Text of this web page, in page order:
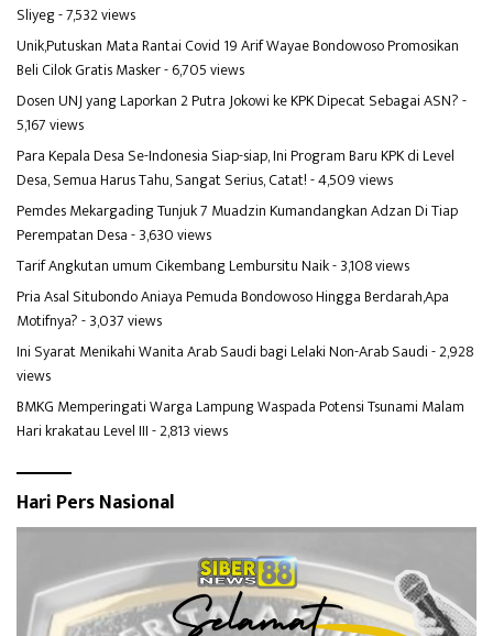
Sliyeg- 7,532 views
Unik,Putuskan Mata Rantai Covid 19 Arif Wayae Bondowoso Promosikan
Beli Cilok Gratis Masker- 6,705 views
Dosen UNJ yang Laporkan 2 Putra Jokowi ke KPK Dipecat Sebagai ASN?-
5,167 views
Para Kepala Desa Se-Indonesia Siap-siap, Ini Program Baru KPK di Level
Desa, Semua Harus Tahu, Sangat Serius, Catat!- 4,509 views
Pemdes Mekargading Tunjuk 7 Muadzin Kumandangkan Adzan Di Tiap
Perempatan Desa- 3,630 views
Tarif Angkutan umum Cikembang Lembursitu Naik- 3,108 views
Pria Asal Situbondo Aniaya Pemuda Bondowoso Hingga Berdarah,Apa
Motifnya?- 3,037 views
Ini Syarat Menikahi Wanita Arab Saudi bagi Lelaki Non-Arab Saudi- 2,928
views
BMKG Memperingati Warga Lampung Waspada Potensi Tsunami Malam
Hari krakatau Level III- 2,813 views
Hari Pers Nasional